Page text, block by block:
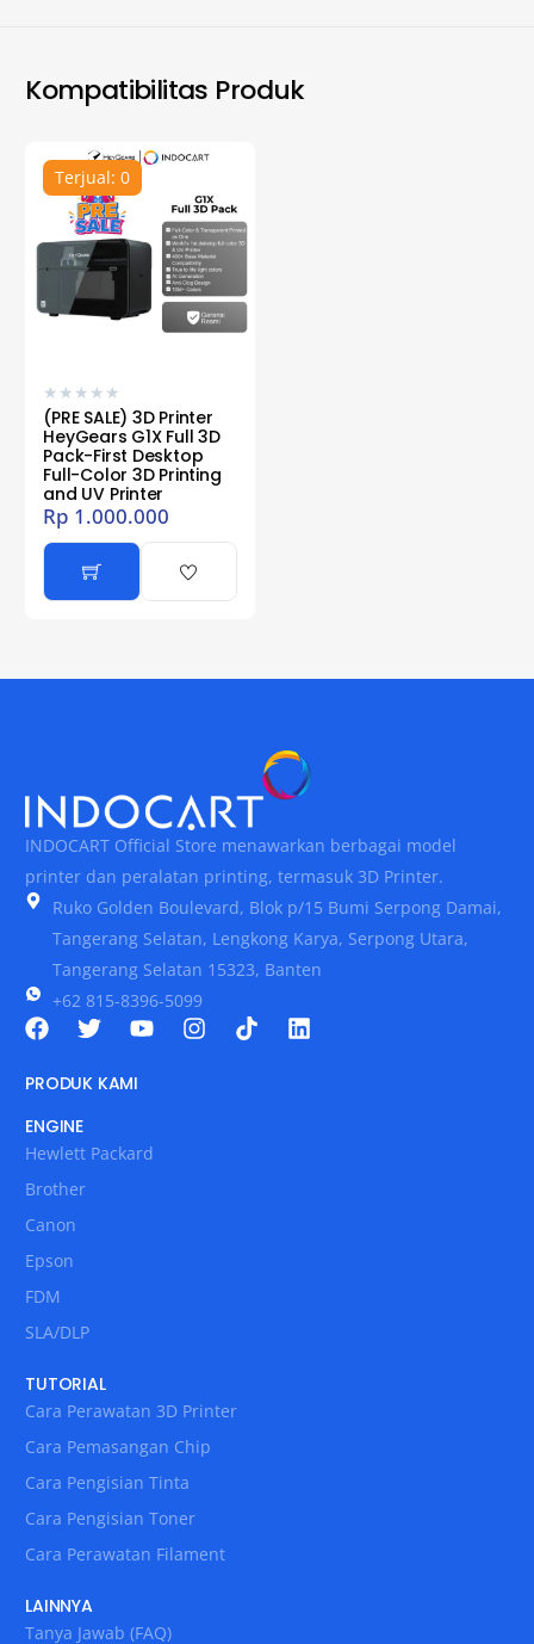
Kompatibilitas Produk
Terjual: 0
★ ★ ★ ★ ★
(PRE SALE) 3D Printer
HeyGears G1X Full 3D
Pack-First Desktop
Full-Color 3D Printing
and UV Printer
Rp 1.000.000
INDOCART Official Store menawarkan berbagai model
printer dan peralatan printing, termasuk 3D Printer.
Ruko Golden Boulevard, Blok p/15 Bumi Serpong Damai,
Tangerang Selatan, Lengkong Karya, Serpong Utara,
Tangerang Selatan 15323, Banten
+62 815-8396-5099
PRODUK KAMI
ENGINE
Hewlett Packard
Brother
Canon
Epson
FDM
SLA/DLP
TUTORIAL
Cara Perawatan 3D Printer
Cara Pemasangan Chip
Cara Pengisian Tinta
Cara Pengisian Toner
Cara Perawatan Filament
LAINNYA
Tanya Jawab (FAQ)